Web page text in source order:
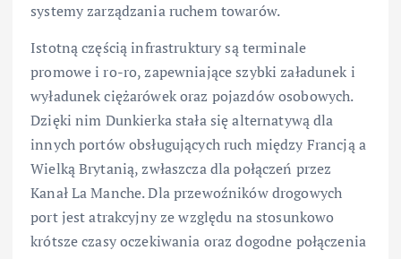
systemy zarządzania ruchem towarów.
Istotną częścią infrastruktury są terminale
promowe i ro-ro, zapewniające szybki załadunek i
wyładunek ciężarówek oraz pojazdów osobowych.
Dzięki nim Dunkierka stała się alternatywą dla
innych portów obsługujących ruch między Francją a
Wielką Brytanią, zwłaszcza dla połączeń przez
Kanał La Manche. Dla przewoźników drogowych
port jest atrakcyjny ze względu na stosunkowo
krótsze czasy oczekiwania oraz dogodne połączenia